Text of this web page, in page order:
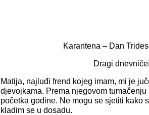
Karantena – Dan
Dragi
Matija, najluđi frend kojeg imam, mi je
djevojkama. Prema njegovom
početka godine. Ne mogu se sjetiti kako
kladim se u dosadu.